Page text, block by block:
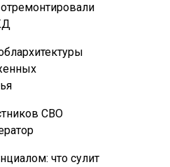
СВО
что сулит